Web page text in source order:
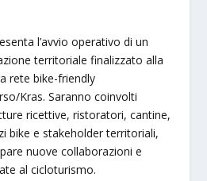
l’avvio operativo di un
territoriale finalizzato alla
rete bike-friendly
Kras. Saranno coinvolti
ricettive, ristoratori, cantine,
bike e stakeholder territoriali,
nuove collaborazioni e
al cicloturismo.